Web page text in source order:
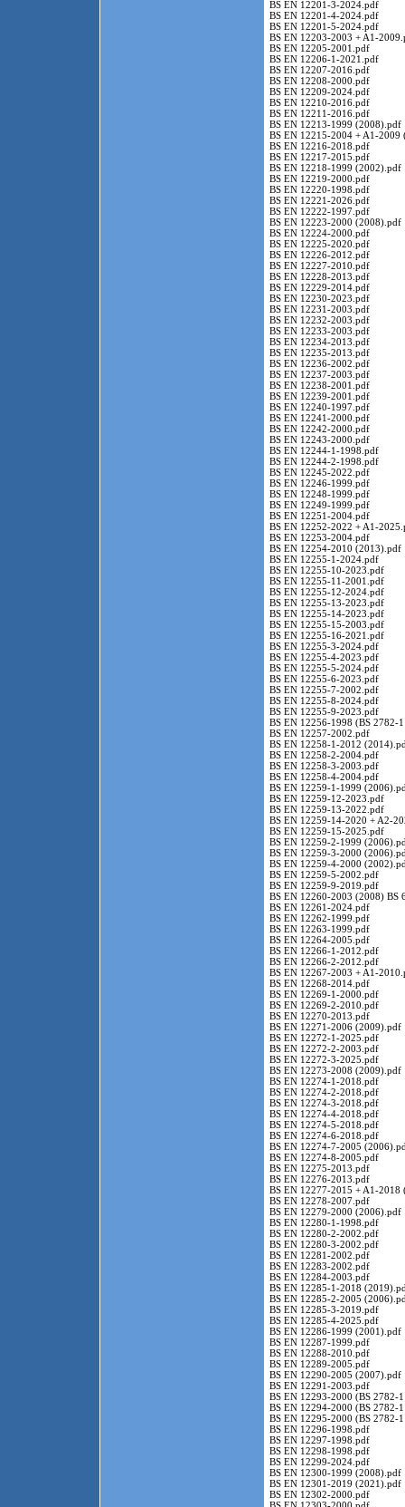
BS EN 12201-3-2024.pdf
BS EN 12201-4-2024.pdf
BS EN 12201-5-2024.pdf
BS EN 12203-2003 + A1-
BS EN 12205-2001.pdf
BS EN 12206-1-2021.pdf
BS EN 12207-2016.pdf
BS EN 12208-2000.pdf
BS EN 12209-2024.pdf
BS EN 12210-2016.pdf
BS EN 12211-2016.pdf
BS EN 12213-1999 (2008).pdf
BS EN 12215-2004 + A1-2009
BS EN 12216-2018.pdf
BS EN 12217-2015.pdf
BS EN 12218-1999 (2002).pdf
BS EN 12219-2000.pdf
BS EN 12220-1998.pdf
BS EN 12221-2026.pdf
BS EN 12222-1997.pdf
BS EN 12223-2000 (2008).pdf
BS EN 12224-2000.pdf
BS EN 12225-2020.pdf
BS EN 12226-2012.pdf
BS EN 12227-2010.pdf
BS EN 12228-2013.pdf
BS EN 12229-2014.pdf
BS EN 12230-2023.pdf
BS EN 12231-2003.pdf
BS EN 12232-2003.pdf
BS EN 12233-2003.pdf
BS EN 12234-2013.pdf
BS EN 12235-2013.pdf
BS EN 12236-2002.pdf
BS EN 12237-2003.pdf
BS EN 12238-2001.pdf
BS EN 12239-2001.pdf
BS EN 12240-1997.pdf
BS EN 12241-2000.pdf
BS EN 12242-2000.pdf
BS EN 12243-2000.pdf
BS EN 12244-1-1998.pdf
BS EN 12244-2-1998.pdf
BS EN 12245-2022.pdf
BS EN 12246-1999.pdf
BS EN 12248-1999.pdf
BS EN 12249-1999.pdf
BS EN 12251-2004.pdf
BS EN 12252-2022 + A1-
BS EN 12253-2004.pdf
BS EN 12254-2010 (2013).pdf
BS EN 12255-1-2024.pdf
BS EN 12255-10-2023.pdf
BS EN 12255-11-2001.pdf
BS EN 12255-12-2024.pdf
BS EN 12255-13-2023.pdf
BS EN 12255-14-2023.pdf
BS EN 12255-15-2003.pdf
BS EN 12255-16-2021.pdf
BS EN 12255-3-2024.pdf
BS EN 12255-4-2023.pdf
BS EN 12255-5-2024.pdf
BS EN 12255-6-2023.pdf
BS EN 12255-7-2002.pdf
BS EN 12255-8-2024.pdf
BS EN 12255-9-2023.pdf
BS EN 12256-1998 (BS 2782-
BS EN 12257-2002.pdf
BS EN 12258-1-2012
BS EN 12258-2-2004.pdf
BS EN 12258-3-2003.pdf
BS EN 12258-4-2004.pdf
BS EN 12259-1-1999
BS EN 12259-12-2023.pdf
BS EN 12259-13-2022.pdf
BS EN 12259-14-2020 + A2-
BS EN 12259-15-2025.pdf
BS EN 12259-2-1999
BS EN 12259-3-2000
BS EN 12259-4-2000
BS EN 12259-5-2002.pdf
BS EN 12259-9-2019.pdf
BS EN 12260-2003 (2008) BS
BS EN 12261-2024.pdf
BS EN 12262-1999.pdf
BS EN 12263-1999.pdf
BS EN 12264-2005.pdf
BS EN 12266-1-2012.pdf
BS EN 12266-2-2012.pdf
BS EN 12267-2003 + A1-
BS EN 12268-2014.pdf
BS EN 12269-1-2000.pdf
BS EN 12269-2-2010.pdf
BS EN 12270-2013.pdf
BS EN 12271-2006 (2009).pdf
BS EN 12272-1-2025.pdf
BS EN 12272-2-2003.pdf
BS EN 12272-3-2025.pdf
BS EN 12273-2008 (2009).pdf
BS EN 12274-1-2018.pdf
BS EN 12274-2-2018.pdf
BS EN 12274-3-2018.pdf
BS EN 12274-4-2018.pdf
BS EN 12274-5-2018.pdf
BS EN 12274-6-2018.pdf
BS EN 12274-7-2005
BS EN 12274-8-2005.pdf
BS EN 12275-2013.pdf
BS EN 12276-2013.pdf
BS EN 12277-2015 + A1-2018
BS EN 12278-2007.pdf
BS EN 12279-2000 (2006).pdf
BS EN 12280-1-1998.pdf
BS EN 12280-2-2002.pdf
BS EN 12280-3-2002.pdf
BS EN 12281-2002.pdf
BS EN 12283-2002.pdf
BS EN 12284-2003.pdf
BS EN 12285-1-2018
BS EN 12285-2-2005
BS EN 12285-3-2019.pdf
BS EN 12285-4-2025.pdf
BS EN 12286-1999 (2001).pdf
BS EN 12287-1999.pdf
BS EN 12288-2010.pdf
BS EN 12289-2005.pdf
BS EN 12290-2005 (2007).pdf
BS EN 12291-2003.pdf
BS EN 12293-2000 (BS 2782-
BS EN 12294-2000 (BS 2782-
BS EN 12295-2000 (BS 2782-
BS EN 12296-1998.pdf
BS EN 12297-1998.pdf
BS EN 12298-1998.pdf
BS EN 12299-2024.pdf
BS EN 12300-1999 (2008).pdf
BS EN 12301-2019 (2021).pdf
BS EN 12302-2000.pdf